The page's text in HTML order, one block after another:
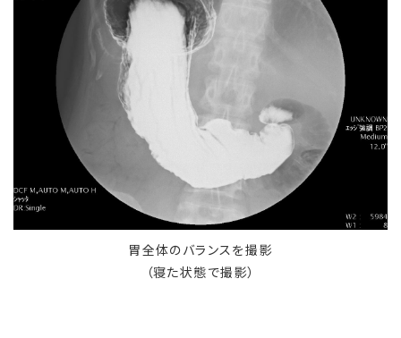
胃全体のバランスを撮影
（寝た状態で撮影）